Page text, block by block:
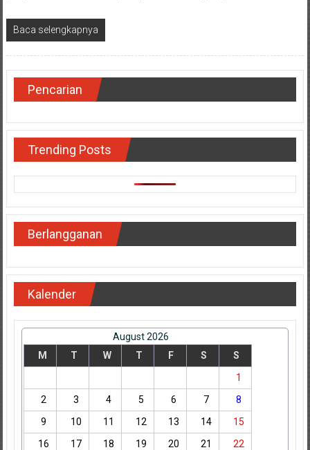
Baca selengkapnya
Pencarian
Trending Posts
Berlangganan
Kalender
August 2026
M
T W T F S S
1
2
3 4 5 6 7
8
9
10 11 12 13 14
15
16
17 18 19 20 21
22